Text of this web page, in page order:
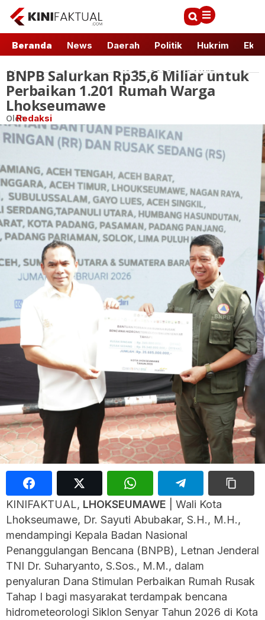
Beranda News Daerah Politik Hukrim
Lhokseumawe 13 Feb 2026 - 20:1 WIB
BNPB Salurkan Rp35,6 Miliar untuk
Perbaikan 1.201 Rumah Warga
Lhokseumawe
OlehRedaksi
KINIFAKTUAL, LHOKSEUMAWE | Wali Kota
Lhokseumawe, Dr. Sayuti Abubakar, S.H., M.H.,
mendampingi Kepala Badan Nasional
Penanggulangan Bencana (BNPB), Letnan Jenderal
TNI Dr. Suharyanto, S.Sos., M.M., dalam
penyaluran Dana Stimulan Perbaikan Rumah Rusak
Tahap I bagi masyarakat terdampak bencana
hidrometeorologi Siklon Senyar Tahun 2026 di Kota